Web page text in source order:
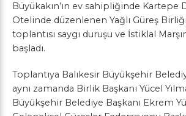
Büyükakın’ın ev sahipliğinde Kartepe
Otelinde düzenlenen Yağlı Güreş
toplantısı saygı duruşu ve İstiklal
başladı.
Toplantıya Balıkesir Büyükşehir
aynı zamanda Birlik Başkanı Yücel
Büyükşehir Belediye Başkanı Ekrem